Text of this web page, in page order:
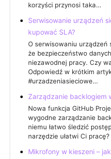
korzyści przynosi taka…
Serwisowanie urządzeń
kupować SLA?
O serwisowaniu
że bezpieczeństwo
niezawodnej pracy. Czy
Odpowiedź w krótkim
#urzadzeniasieciowe…
Zarządzanie backlogiem
Nowa funkcja GitHub
wygodne zarządzanie
niemu łatwo śledzić
narzędzie ułatwi Ci
Mikrofony w kieszeni –